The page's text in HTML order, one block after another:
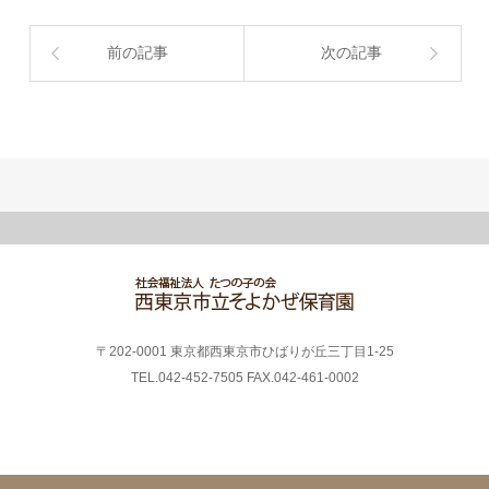
前の記事 次の記事
〒202-0001 東京都西東京市ひばりが丘三丁目1-25
TEL.042-452-7505 FAX.042-461-0002